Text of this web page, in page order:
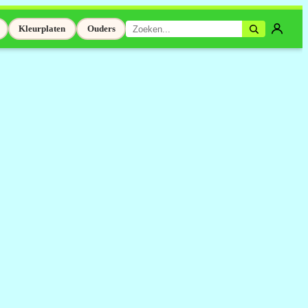
Kleurplaten Ouders